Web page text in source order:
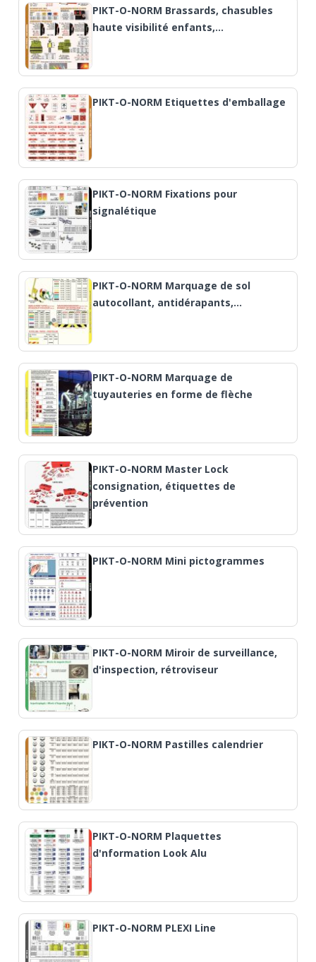
PIKT-O-NORM Brassards, chasubles
haute visibilité enfants,…
PIKT-O-NORM Etiquettes d'emballage
PIKT-O-NORM Fixations pour
signalétique
PIKT-O-NORM Marquage de sol
autocollant, antidérapants,…
PIKT-O-NORM Marquage de
tuyauteries en forme de flèche
PIKT-O-NORM Master Lock
consignation, étiquettes de
prévention
PIKT-O-NORM Mini pictogrammes
PIKT-O-NORM Miroir de surveillance,
d'inspection, rétroviseur
PIKT-O-NORM Pastilles calendrier
PIKT-O-NORM Plaquettes
d'nformation Look Alu
PIKT-O-NORM PLEXI Line